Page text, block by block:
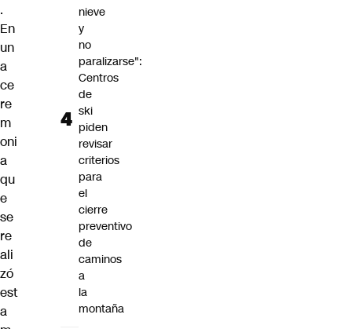
.
En
un
a
ce
re
m
oni
a
qu
e
se
re
ali
zó
est
a
nieve
y
no
paralizarse":
Centros
de
ski
piden
revisar
criterios
para
el
cierre
preventivo
de
caminos
a
la
montaña